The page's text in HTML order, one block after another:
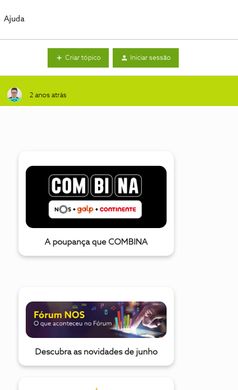
Ajuda
Criar tópico Iniciar sessão
2 anos atrás
A poupança que COMBINA
Descubra as novidades de junho